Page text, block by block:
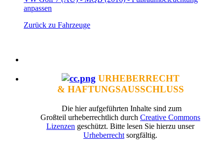
anpassen
Zurück zu Fahrzeuge
URHEBERRECHT
& HAFTUNGSAUSSCHLUSS
Die hier aufgeführten Inhalte sind zum
Großteil urheberrechtlich durch Creative Commons
Lizenzen geschützt. Bitte lesen Sie hierzu unser
Urheberrecht sorgfältig.